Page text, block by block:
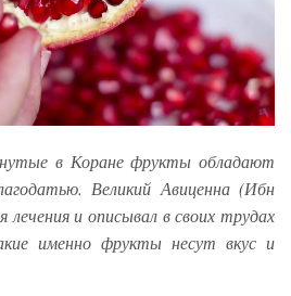
в Коране фрукты обладают
Великий Авиценна (Ибн
лечения и описывал в своих трудах
именно фрукты несут вкус и